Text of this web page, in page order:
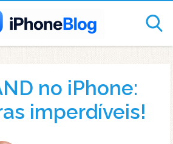
no iPhone:
imperdíveis!